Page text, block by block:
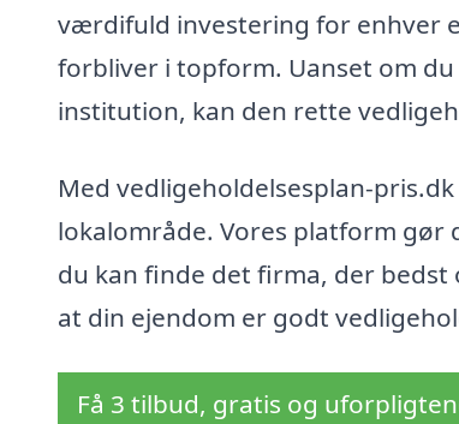
værdifuld investering for enhver
forbliver i topform. Uanset om
institution, kan den rette
Med vedligeholdelsesplan-
lokalområde. Vores platform gør
du kan finde det firma, der
at din ejendom er godt
Få 3 tilbud, gratis og